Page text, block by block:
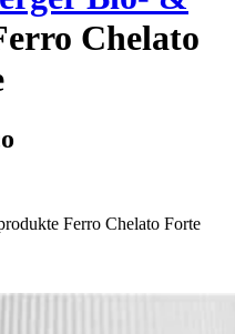
Chelato
Ferro Chelato Forte